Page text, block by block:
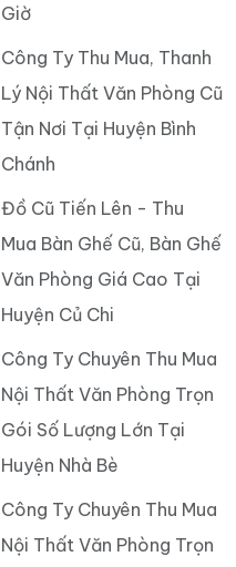
Giờ
Công Ty Thu Mua, Thanh
Lý Nội Thất Văn Phòng Cũ
Tận Nơi Tại Huyện Bình
Chánh
Đồ Cũ Tiến Lên - Thu
Mua Bàn Ghế Cũ, Bàn Ghế
Văn Phòng Giá Cao Tại
Huyện Củ Chi
Công Ty Chuyên Thu Mua
Nội Thất Văn Phòng Trọn
Gói Số Lượng Lớn Tại
Huyện Nhà Bè
Công Ty Chuyên Thu Mua
Nội Thất Văn Phòng Trọn